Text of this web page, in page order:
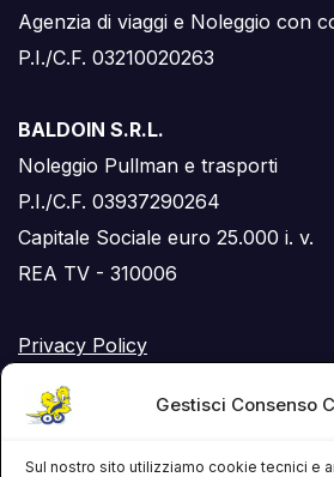
Gestisci Consenso
Sul nostro sito utilizziamo cookie tecnici e
Agenzia di viaggi e Noleggio con
P.I./C.F. 03210020263
BALDOIN S.R.L.
Noleggio Pullman e trasporti
P.I./C.F. 03937290264
Capitale Sociale euro 25.000 i. v.
REA TV - 310006
Privacy Policy
Cookie Policy (UE)
RSS Feed